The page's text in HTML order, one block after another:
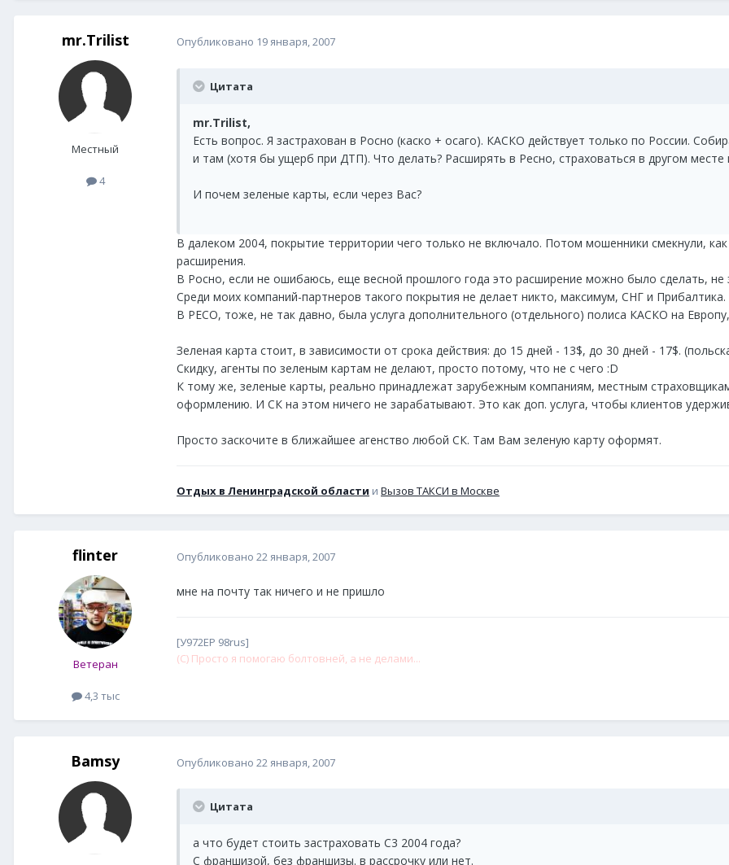
mr.Trilist
Местный
4
Опубликовано 19 января, 2007
Цитата
mr.Trilist,
Есть вопрос. Я застрахован в Росно (каско + осаго). КАСКО действует только по России.
и там (хотя бы ущерб при ДТП). Что делать? Расширять в Ресно, страховаться в другом
И почем зеленые карты, если через Вас?
В далеком 2004, покрытие территории чего только не включало. Потом мошенники смекнули,
расширения.
В Росно, если не ошибаюсь, еще весной прошлого года это расширение можно было сделать, не
Среди моих компаний-партнеров такого покрытия не делает никто, максимум, СНГ и Прибалтика.
В РЕСО, тоже, не так давно, была услуга дополнительного (отдельного) полиса КАСКО на
Зеленая карта стоит, в зависимости от срока действия: до 15 дней - 13$, до 30 дней - 17$.
Скидку, агенты по зеленым картам не делают, просто потому, что не с чего :D
К тому же, зеленые карты, реально принадлежат зарубежным компаниям, местным
оформлению. И СК на этом ничего не зарабатывают. Это как доп. услуга, чтобы клиентов
Просто заскочите в ближайшее агенство любой СК. Там Вам зеленую карту оформят.
Отдых в Ленинградской области и Вызов ТАКСИ в Москве
flinter
Ветеран
4,3 тыс
Опубликовано 22 января, 2007
мне на почту так ничего и не пришло
[У972ЕР 98rus]
(С) Просто я помогаю болтовней, а не делами...
Bamsy Опубликовано 22 января, 2007
Цитата
а что будет стоить застраховать С3 2004 года?
С франшизой, без франшизы. в рассрочку или нет.